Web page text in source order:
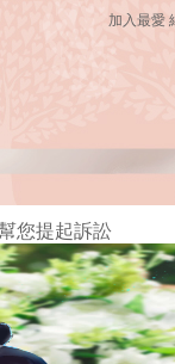
加入最愛
您提起訴訟